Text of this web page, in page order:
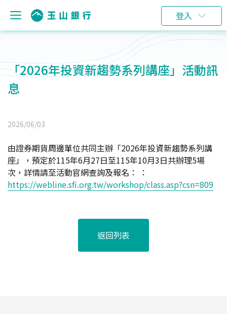
登入
「2026年投資新趨勢系列講座」活動訊
息
2026/06/03
由證券期貨周邊單位共同主辦「2026年投資新趨勢系列講
座」，預定於115年6月27日至115年10月3日共辦理5場
次，詳情請至活動官網查詢及報名： ：
https://webline.sfi.org.tw/workshop/class.asp?csn=809
返回列表